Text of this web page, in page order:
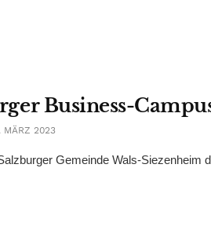
Business-
MÄRZ 2023
Gemeinde Wals-Siezenheim